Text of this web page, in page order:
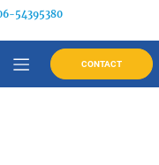
54395380
CONTACT